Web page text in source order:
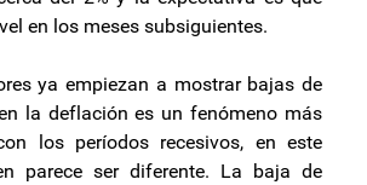
en los meses subsiguientes.
ya empiezan a mostrar bajas de
la deflación es un fenómeno más
los períodos recesivos, en este
parece ser diferente. La baja de